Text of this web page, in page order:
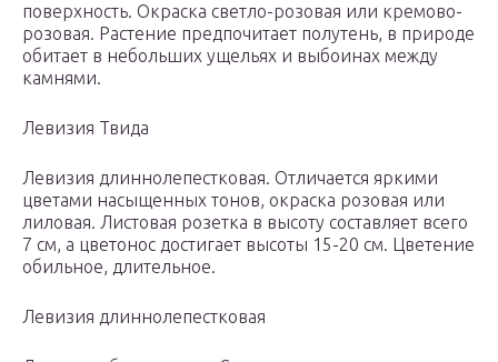
поверхность. Окраска светло-розовая или кремово-
розовая. Растение предпочитает полутень, в природе
обитает в небольших ущельях и выбоинах между
камнями.
Левизия Твида
Левизия длиннолепестковая. Отличается яркими
цветами насыщенных тонов, окраска розовая или
лиловая. Листовая розетка в высоту составляет всего
7 см, а цветонос достигает высоты 15-20 см. Цветение
обильное, длительное.
Левизия длиннолепестковая